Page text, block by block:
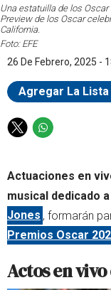
Una estatuilla de los Oscar
Preview de los Oscar
California.
Foto: EFE
26 De Febrero, 2025 -
Agregar La Lista
T
t
t
e
r
W
t
s
a
p
p
Actuaciones en
musical dedicado
Jones , formarán
Premios Oscar
Actos en